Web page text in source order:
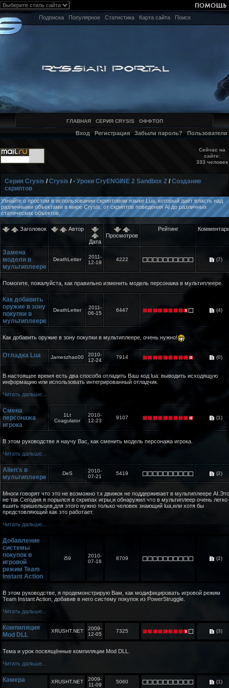
Подписка Популярное Статистика Карта сайта Поиск
ГЛАВНАЯ СЕРИЯ CRYSIS ОФФТОП
Вход Регистрация Забыли пароль? Пользователи
Сейчас на
сайте:
333 человек
Серия Crysis /Crysis /• Уроки CryENGINE 2 Sandbox 2 /Создание
скриптов
Узнайте о простом в использовании скриптовом языке Lua, который даёт власть над
различными объектами в мире Crysis, от скриптов поведения AI до различных
статических объектов.
Заголовок Автор
Дата
Просмотров
Рейтинг
Замена
модели в
мультиплеере
DeathLetter
2011-
12-19
4222 (7)
Помогите, пожалуйста, как правильно изменить модель персонажа в мультиплеере.
Как добавить
оружие в зону
покупки в
мультиплеере
DeathLetter
2011-
06-15
6447 (4)
Как добавить оружие в зону покупки в мультиплеере, очень нужно!
Отладка Lua Jameszhao00
2010-
12-24
7914 (0)
В настоящее время есть два способа отладить Ваш код lua: выводить исходящую
информацию или использовать интегрированный отладчик.
Читать дальше...
Смена
персонажа
игрока
1Lt
Coagulator
2010-
12-23
9107 (1)
В этом руководстве я научу Вас, как сменить модель персонажа игрока.
Читать дальше...
Alien's в
мультиплеере
DeS
2010-
07-21
5419 (2)
Многи говорят что это не возможно т.к движок не поддерживает в мультиплеере AI.Это
не так.Сегодня я порылся в скрипах игры,и обнаружил что в мультиплеер очень легко
вшить пришельцев,для этого нужно только человек знающий lua,или хотя бы
предстовляющий как это работает.
Читать дальше...
Добавление
системы
покупок в
игровой
режим Team
Instant Action
i59
2010-
07-16
8709 (2)
В этом руководстве, я продемонстрирую Вам, как модифицировать игровой режим
Team Instant Action, добавив в него систему покупок из PowerStruggle.
Читать дальше...
Компиляция
Mod DLL
XRUSHT.NET
2009-
12-05
7325 (3)
Тема и урок посвящённые компиляции Mod DLL.
Читать дальше...
Камера XRUSHT.NET
2009-
11-09
5060 (1)